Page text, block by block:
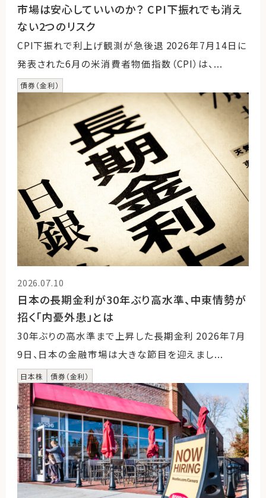
市場は安心していいのか？ CPI下振れでも消え
ない2つのリスク
CPI下振れで利上げ観測が急後退 2026年7月14日に
発表された6月の米消費者物価指数（CPI）は、...
債券（金利）
2026.07.10
日本の長期金利が30年ぶり高水準、中東情勢が
招く「内憂外患」とは
30年ぶりの高水準まで上昇した長期金利 2026年7月
9日、日本の金融市場は大きな節目を迎えまし...
日本株 債券（金利）